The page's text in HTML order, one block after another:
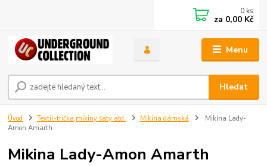
Menu
Hledat
0 ks
za 0,00 Kč
Úvod Textil-trička,mikiny šaty atd. Mikina dámská
Mikina Lady-
Amon Amarth
Mikina Lady-Amon Amarth